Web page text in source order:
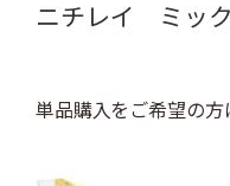
ニチレイ ミッ
単品購入をご希望の